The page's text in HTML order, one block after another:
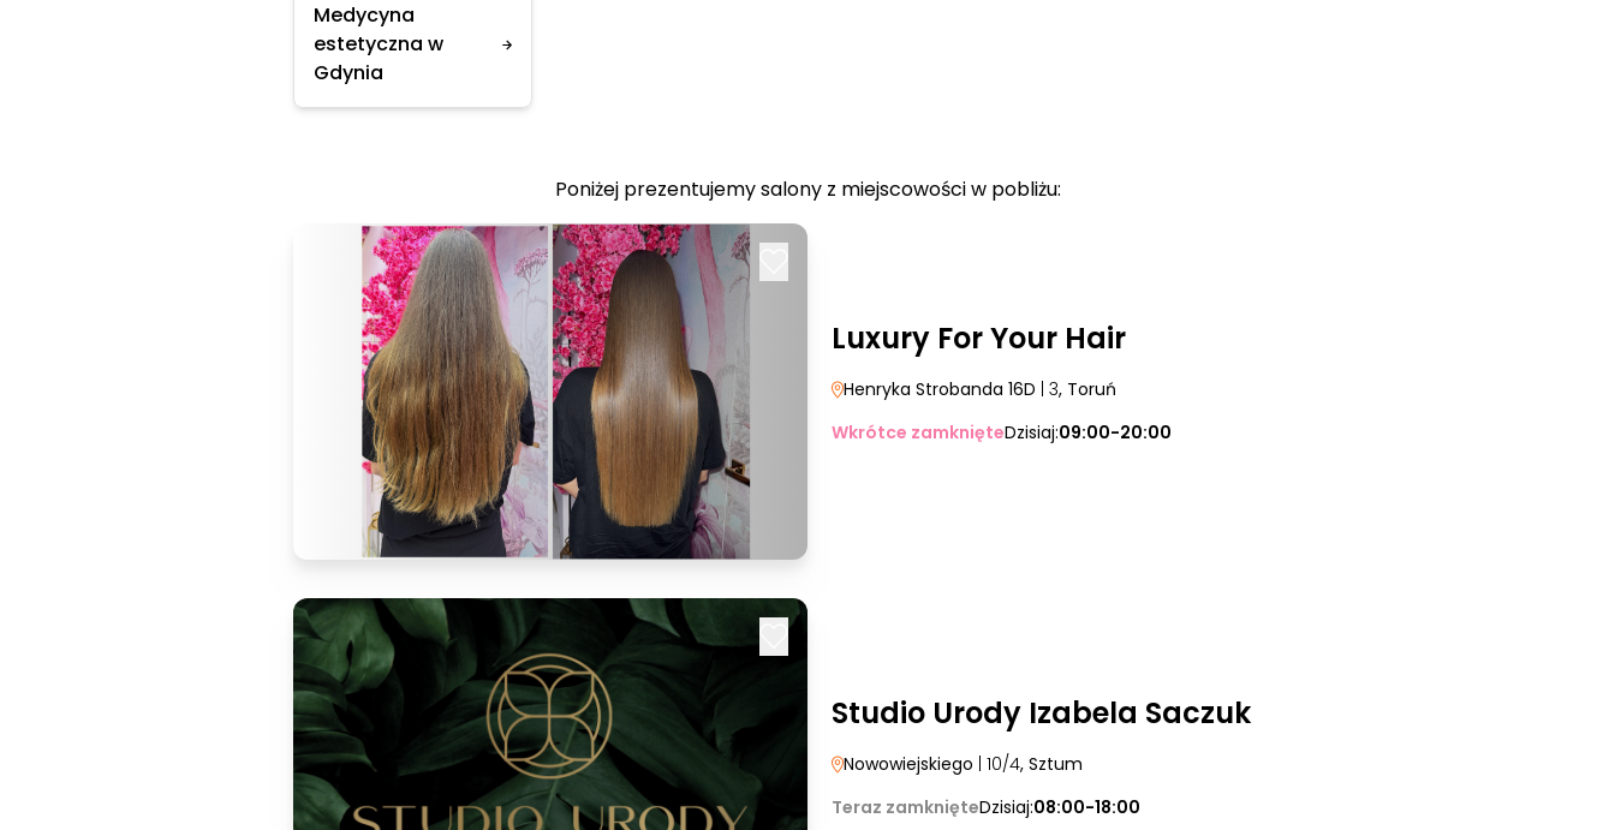
Medycyna
estetyczna w
Gdynia
Poniżej prezentujemy salony z miejscowości w pobliżu:
Luxury For Your Hair
Henryka Strobanda 16D | 3, Toruń
Wkrótce zamknięteDzisiaj:09:00-20:00
Studio Urody Izabela Saczuk
Nowowiejskiego | 10/4, Sztum
Teraz zamknięteDzisiaj:08:00-18:00